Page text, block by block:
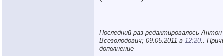
Последний раз редактировалось Антон
Всеволодович; 09.05.2011 в 12:20..
дополнение